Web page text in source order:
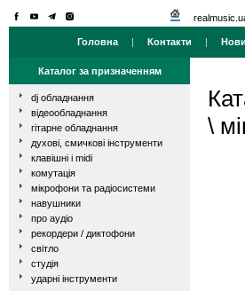
Головна | Контакти |
Каталог за призначенням
dj обладнання
відеообладнання
гітарне обладнання
духові, смичкові інструменти
клавішні і midi
комутація
мікрофони та радіосистеми
навушники
про аудіо
рекордери / диктофони
світло
студія
ударні інструменти
\